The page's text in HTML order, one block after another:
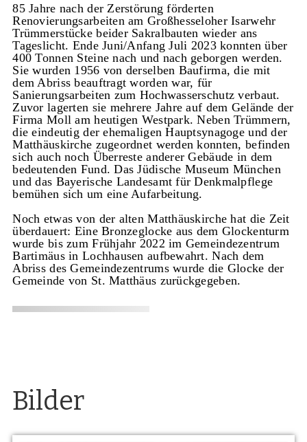
85 Jahre nach der Zerstörung förderten
Renovierungsarbeiten am Großhesseloher Isarwehr
Trümmerstücke beider Sakralbauten wieder ans
Tageslicht. Ende Juni/Anfang Juli 2023 konnten über
400 Tonnen Steine nach und nach geborgen werden.
Sie wurden 1956 von derselben Baufirma, die mit
dem Abriss beauftragt worden war, für
Sanierungsarbeiten zum Hochwasserschutz verbaut.
Zuvor lagerten sie mehrere Jahre auf dem Gelände der
Firma Moll am heutigen Westpark. Neben Trümmern,
die eindeutig der ehemaligen Hauptsynagoge und der
Matthäuskirche zugeordnet werden konnten, befinden
sich auch noch Überreste anderer Gebäude in dem
bedeutenden Fund. Das Jüdische Museum München
und das Bayerische Landesamt für Denkmalpflege
bemühen sich um eine Aufarbeitung.
Noch etwas von der alten Matthäuskirche hat die Zeit
überdauert: Eine Bronzeglocke aus dem Glockenturm
wurde bis zum Frühjahr 2022 im Gemeindezentrum
Bartimäus in Lochhausen aufbewahrt. Nach dem
Abriss des Gemeindezentrums wurde die Glocke der
Gemeinde von St. Matthäus zurückgegeben.
Bilder